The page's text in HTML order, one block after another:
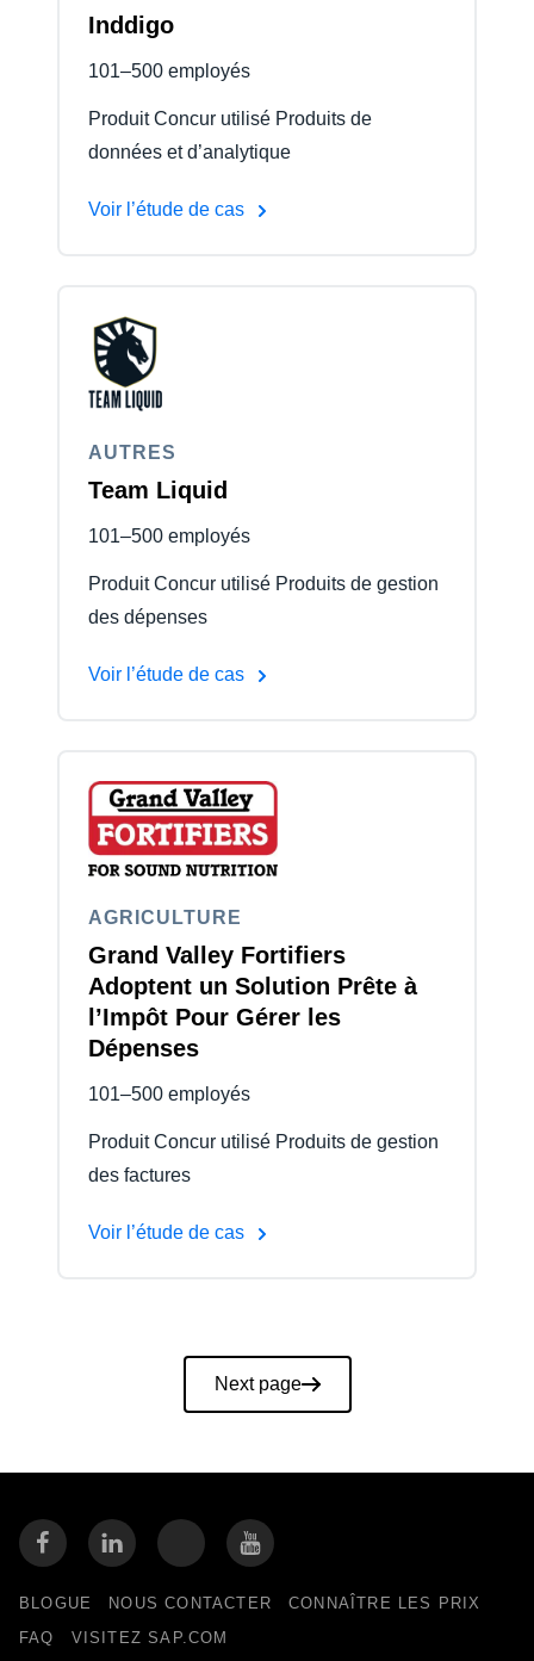
Inddigo
101–500 employés
Produit Concur utilisé Produits de
données et d’analytique
Voir l’étude de cas
AUTRES
Team Liquid
101–500 employés
Produit Concur utilisé Produits de gestion
des dépenses
Voir l’étude de cas
AGRICULTURE
Grand Valley Fortifiers
Adoptent un Solution Prête à
l’Impôt Pour Gérer les
Dépenses
101–500 employés
Produit Concur utilisé Produits de gestion
des factures
Voir l’étude de cas
Next page
BLOGUE NOUS CONTACTER
CONNAÎTRE LES PRIX
FAQ
VISITEZ SAP.COM